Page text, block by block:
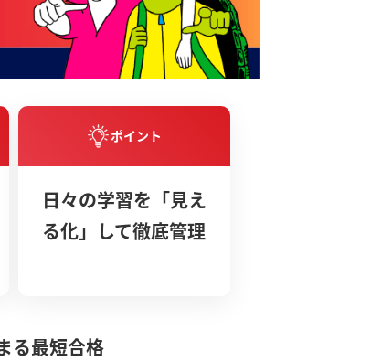
ポイント
日々の学習を「見え
る化」して徹底管理
る最短合格